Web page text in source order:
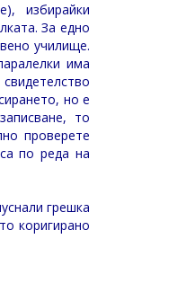
избирайки
За едно
училище.
има
но е
то
проверете
по реда на
грешка
коригирано